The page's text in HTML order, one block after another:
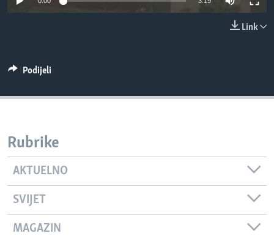
MAGAZIN
Learning English
PRATITE NAS
Jezici
Link
Podijeli
Rubrike
AKTUELNO
SVIJET
MAGAZIN